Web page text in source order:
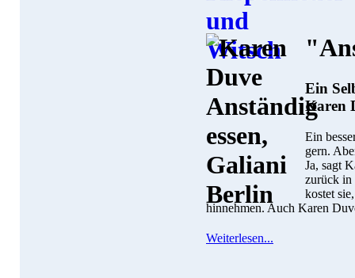
Ein
Karen
Ein
gern.
Ja, sagt
zurück in
kostet
hinnehmen. Auch Karen
Weiterlesen...